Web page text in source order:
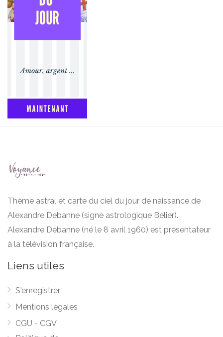
Thème astral et carte du ciel du jour de naissance de
Alexandre Debanne (signe astrologique Bélier).
Alexandre Debanne (né le 8 avril 1960) est présentateur
à la télévision française.
Liens utiles
S'enregistrer
Mentions légales
CGU - CGV